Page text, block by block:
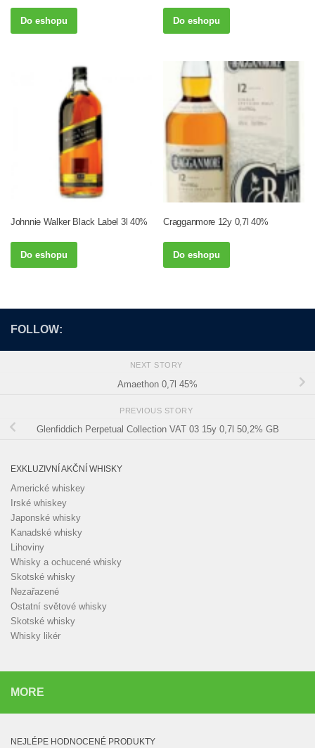
Do eshopu Do eshopu
Johnnie Walker Black Label 3l 40%
Do eshopu
Cragganmore 12y 0,7l 40%
Do eshopu
FOLLOW:
NEXT STORY
Amaethon 0,7l 45%
PREVIOUS STORY
Glenfiddich Perpetual Collection VAT 03 15y 0,7l 50,2% GB
EXKLUZIVNÍ AKČNÍ WHISKY
Americké whiskey
Irské whiskey
Japonské whisky
Kanadské whisky
Lihoviny
Whisky a ochucené whisky
Skotské whisky
Nezařazené
Ostatní světové whisky
Skotské whisky
Whisky likér
MORE
NEJLÉPE HODNOCENÉ PRODUKTY